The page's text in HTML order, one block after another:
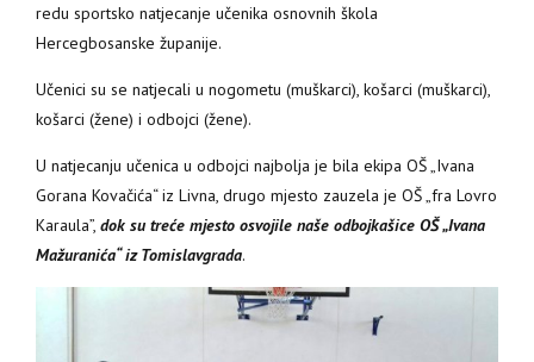
redu sportsko natjecanje učenika osnovnih škola
Hercegbosanske županije.
Učenici su se natjecali u nogometu (muškarci), košarci (muškarci),
košarci (žene) i odbojci (žene).
U natjecanju učenica u odbojci najbolja je bila ekipa OŠ „Ivana
Gorana Kovačića“ iz Livna, drugo mjesto zauzela je OŠ „fra Lovro
Karaula”, dok su treće mjesto osvojile naše odbojkašice OŠ „Ivana
Mažuranića“ iz Tomislavgrada.